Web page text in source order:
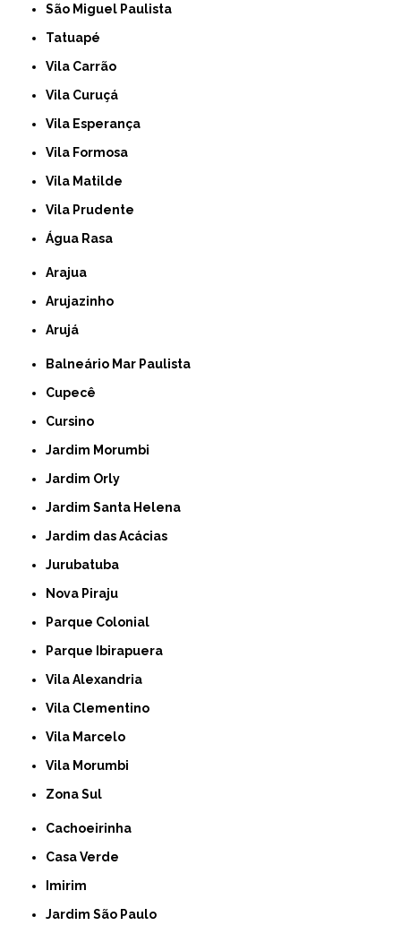
São Miguel Paulista
Tatuapé
Vila Carrão
Vila Curuçá
Vila Esperança
Vila Formosa
Vila Matilde
Vila Prudente
Água Rasa
Arajua
Arujazinho
Arujá
Balneário Mar Paulista
Cupecê
Cursino
Jardim Morumbi
Jardim Orly
Jardim Santa Helena
Jardim das Acácias
Jurubatuba
Nova Piraju
Parque Colonial
Parque Ibirapuera
Vila Alexandria
Vila Clementino
Vila Marcelo
Vila Morumbi
Zona Sul
Cachoeirinha
Casa Verde
Imirim
Jardim São Paulo